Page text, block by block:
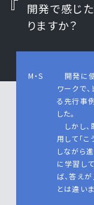
開発で感じ
りますか？
M・S
開発に
ワークで
る先行事
した。
しかし
用して「
しながら
に学習し
ば、答え
とは違い